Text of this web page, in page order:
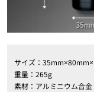
サイズ：
重量：265g
素材：アルミニウム合金